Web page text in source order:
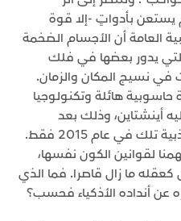
يستعن بأدواتٍ -إلا قوة
العامة أن الأجسام الضخمة
يدور بعضها في فلك
نسيج المكان والزمان.
100 عام وقوة حاسوبية هائلة وتكنولوجيا
أينشتاين، وذلك بعد
في عام 2015 فقط.
لقوانين الكون نفسها،
ما زال قاصرا. فما الذي
عن أنداده الأذكياء فحسب؟